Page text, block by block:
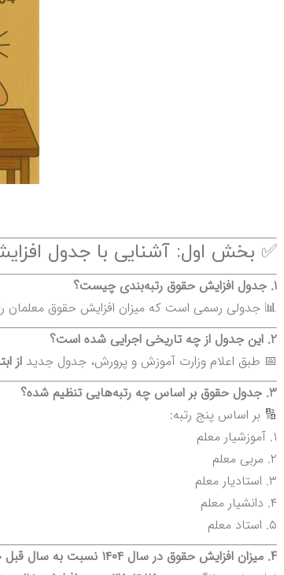
✅ بخش اول: آشنایی با جدول
1. جدول افزایش حقوق رتبه‌بندی چیست؟
📊 جدولی رسمی است که میزان افزایش حقوق معلمان را بر اساس
2. این جدول از چه تاریخی اجرایی شده است؟
📅 طبق اعلام وزارت آموزش و پرورش، جدول جدید از ابتدای
3. جدول حقوق بر اساس چه رتبه‌هایی تنظیم شده؟
🔢 بر اساس پنج رتبه:
۱. آموزشیار معلم
۲. مربی معلم
۳. استادیار معلم
۴. دانشیار معلم
۵. استاد معلم
4. میزان افزایش حقوق در سال ۱۴۰۴ نسبت به سال قبل چقدر بوده؟